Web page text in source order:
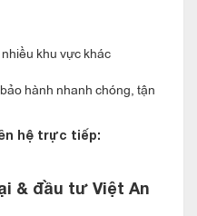
hòa sẽ tự động tắt nếu
12h liên tục . Quả thật là
nào ?
đoán lỗi khi gặp
Mitsubishi
minh mà máy điều hòa âm
FDC140VNA có thể tự động
khu vực khác
hành nhanh chóng, tận
hệ trực tiếp:
& đầu tư Việt An